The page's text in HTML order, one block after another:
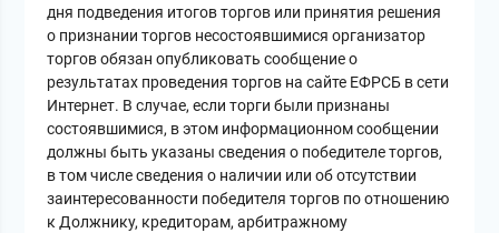
дня подведения итогов торгов или принятия решения
о признании торгов несостоявшимися организатор
торгов обязан опубликовать сообщение о
результатах проведения торгов на сайте ЕФРСБ в сети
Интернет. В случае, если торги были признаны
состоявшимися, в этом информационном сообщении
должны быть указаны сведения о победителе торгов,
в том числе сведения о наличии или об отсутствии
заинтересованности победителя торгов по отношению
к Должнику, кредиторам, арбитражному